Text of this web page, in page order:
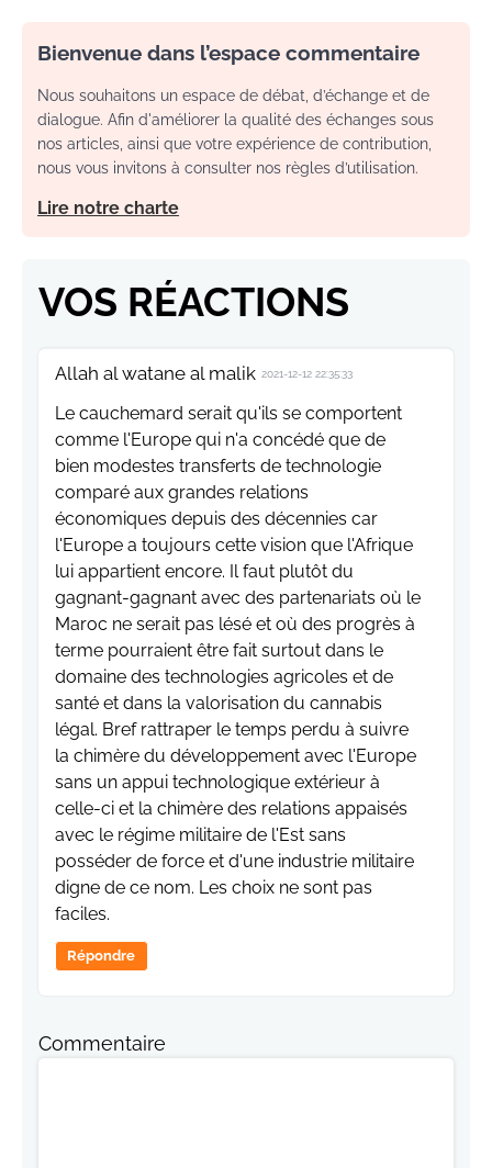
Bienvenue dans l’espace commentaire
Nous souhaitons un espace de débat, d’échange et de
dialogue. Afin d'améliorer la qualité des échanges sous
nos articles, ainsi que votre expérience de contribution,
nous vous invitons à consulter nos règles d’utilisation.
Lire notre charte
VOS RÉACTIONS
Allah al watane al malik 2021-12-12 22:35:33
Le cauchemard serait qu'ils se comportent
comme l'Europe qui n'a concédé que de
bien modestes transferts de technologie
comparé aux grandes relations
économiques depuis des décennies car
l'Europe a toujours cette vision que l'Afrique
lui appartient encore. Il faut plutôt du
gagnant-gagnant avec des partenariats où le
Maroc ne serait pas lésé et où des progrès à
terme pourraient être fait surtout dans le
domaine des technologies agricoles et de
santé et dans la valorisation du cannabis
légal. Bref rattraper le temps perdu à suivre
la chimère du développement avec l'Europe
sans un appui technologique extérieur à
celle-ci et la chimère des relations appaisés
avec le régime militaire de l'Est sans
posséder de force et d'une industrie militaire
digne de ce nom. Les choix ne sont pas
faciles.
Répondre
Commentaire